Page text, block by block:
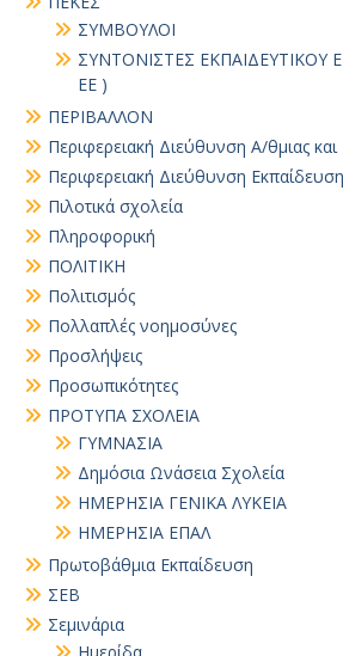
ΣΥΜΒΟΥΛΟΙ
ΣΥΝΤΟΝΙΣΤΕΣ ΕΚΠΑΙΔΕΥΤΙΚΟΥ
ΕΕ )
ΠΕΡΙΒΑΛΛΟΝ
Περιφερειακή Διεύθυνση Α/θμιας
Περιφερειακή Διεύθυνση
Πιλοτικά σχολεία
Πληροφορική
ΠΟΛΙΤΙΚΗ
Πολιτισμός
Πολλαπλές νοημοσύνες
Προσλήψεις
Προσωπικότητες
ΠΡΟΤΥΠΑ ΣΧΟΛΕΙΑ
ΓΥΜΝΑΣΙΑ
Δημόσια Ωνάσεια Σχολεία
ΗΜΕΡΗΣΙΑ ΓΕΝΙΚΑ ΛΥΚΕΙΑ
ΗΜΕΡΗΣΙΑ ΕΠΑΛ
Πρωτοβάθμια Εκπαίδευση
ΣΕΒ
Σεμινάρια